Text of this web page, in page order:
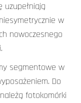
uzupełniają
w
nowoczesnego
segmentowe w
Do
fotokomórki